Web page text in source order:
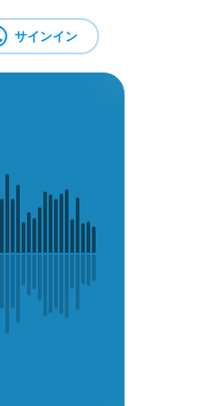
サインイン